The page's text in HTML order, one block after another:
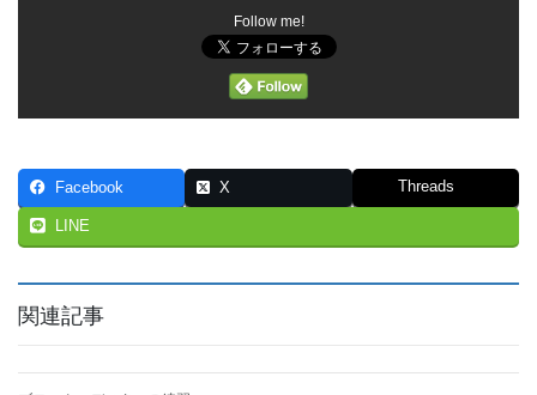
Follow me!
Facebook X Threads
LINE
関連記事